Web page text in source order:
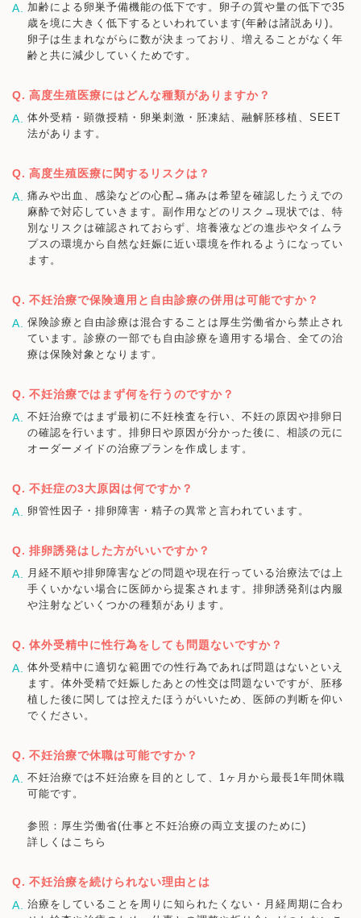
加齢による卵巣予備機能の低下です。卵子の質や量の低下で35
歳を境に大きく低下するといわれています(年齢は諸説あり)。
卵子は生まれながらに数が決まっており、増えることがなく年
齢と共に減少していくためです。
高度生殖医療にはどんな種類がありますか？
体外受精・顕微授精・卵巣刺激・胚凍結、融解胚移植、SEET
法があります。
高度生殖医療に関するリスクは？
痛みや出血、感染などの心配→痛みは希望を確認したうえでの
麻酔で対応していきます。副作用などのリスク→現状では、特
別なリスクは確認されておらず、培養液などの進歩やタイムラ
プスの環境から自然な妊娠に近い環境を作れるようになってい
ます。
不妊治療で保険適用と自由診療の併用は可能ですか？
保険診療と自由診療は混合することは厚生労働省から禁止され
ています。診療の一部でも自由診療を適用する場合、全ての治
療は保険対象となります。
不妊治療ではまず何を行うのですか？
不妊治療ではまず最初に不妊検査を行い、不妊の原因や排卵日
の確認を行います。排卵日や原因が分かった後に、相談の元に
オーダーメイドの治療プランを作成します。
不妊症の3大原因は何ですか？
卵管性因子・排卵障害・精子の異常と言われています。
排卵誘発はした方がいいですか？
月経不順や排卵障害などの問題や現在行っている治療法では上
手くいかない場合に医師から提案されます。排卵誘発剤は内服
や注射などいくつかの種類があります。
体外受精中に性行為をしても問題ないですか？
体外受精中に適切な範囲での性行為であれば問題はないといえ
ます。体外受精で妊娠したあとの性交は問題ないですが、胚移
植した後に関しては控えたほうがいいため、医師の判断を仰い
でください。
不妊治療で休職は可能ですか？
不妊治療では不妊治療を目的として、1ヶ月から最長1年間休職
可能です。
参照：厚生労働省(仕事と不妊治療の両立支援のために)
詳しくはこちら
不妊治療を続けられない理由とは
治療をしていることを周りに知られたくない・月経周期に合わ